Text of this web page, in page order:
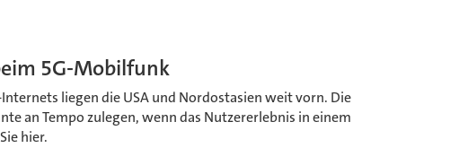
5G-Mobilfunk
liegen die USA und Nordostasien weit vorn. Die
an Tempo zulegen, wenn das Nutzererlebnis in einem
hier.